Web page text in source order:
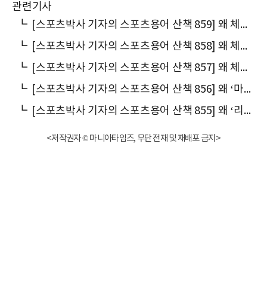
관련기사
┗
[스포츠박사 기자의 스포츠용어 산책 859] 왜 체조에서 ‘링’이라는 이름을 쓸까
┗
[스포츠박사 기자의 스포츠용어 산책 858] 왜 체조 종목에서 ‘도마(跳馬)’라는 말을 쓸까
┗
[스포츠박사 기자의 스포츠용어 산책 857] 왜 체조 종목 ‘안마(鞍馬)’에 ‘말 마(馬)’가 붙었을까
┗
[스포츠박사 기자의 스포츠용어 산책 856] 왜 ‘마루운동’이라고 말할까
┗
[스포츠박사 기자의 스포츠용어 산책 855] 왜 ‘리듬체조’라 말할까
<저작권자 © 마니아타임즈, 무단 전재 및 재배포 금지>